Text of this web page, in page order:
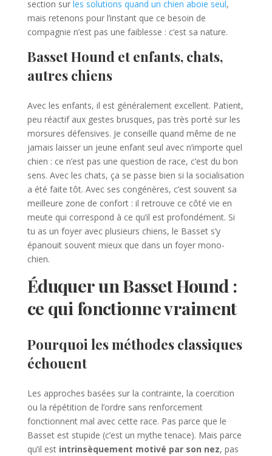
section sur les solutions quand un chien aboie seul,
mais retenons pour l’instant que ce besoin de
compagnie n’est pas une faiblesse : c’est sa nature.
Basset Hound et enfants, chats,
autres chiens
Avec les enfants, il est généralement excellent. Patient,
peu réactif aux gestes brusques, pas très porté sur les
morsures défensives. Je conseille quand même de ne
jamais laisser un jeune enfant seul avec n’importe quel
chien : ce n’est pas une question de race, c’est du bon
sens. Avec les chats, ça se passe bien si la socialisation
a été faite tôt. Avec ses congénères, c’est souvent sa
meilleure zone de confort : il retrouve ce côté vie en
meute qui correspond à ce qu’il est profondément. Si
tu as un foyer avec plusieurs chiens, le Basset s’y
épanouit souvent mieux que dans un foyer mono-
chien.
Éduquer un Basset Hound :
ce qui fonctionne vraiment
Pourquoi les méthodes classiques
échouent
Les approches basées sur la contrainte, la coercition
ou la répétition de l’ordre sans renforcement
fonctionnent mal avec cette race. Pas parce que le
Basset est stupide (c’est un mythe tenace). Mais parce
qu’il est intrinsèquement motivé par son nez, pas